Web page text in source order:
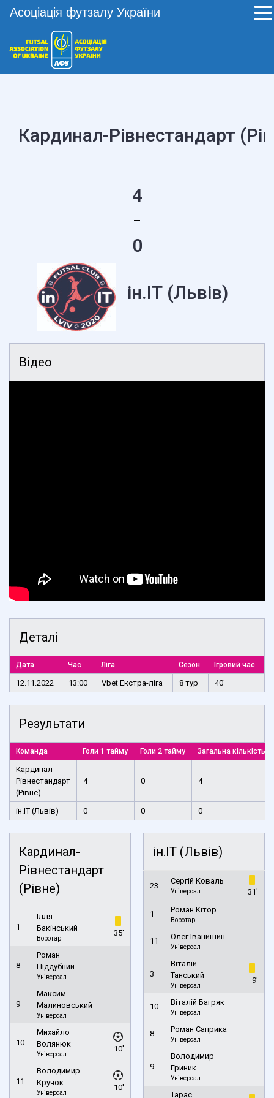
Кардинал-Рівнестандарт
4
—
0
ін.ІТ (Львів)
Відео
Деталі
Дата Час Ліга Сезон Ігровий час
12.11.2022 13:00 Vbet Екстра-ліга 8 тур 40'
Результати
Команда Голи 1 тайму Голи 2 тайму Загальна кількість
Кардинал-
Рівнестандарт
(Рівне)
4 0 4
ін.ІТ (Львів) 0 0 0
Кардинал-
Рівнестандарт
(Рівне)
1
Ілля
Бакінський
Воротар
35'
8
Роман
Піддубний
Універсал
9
Максим
Малиновський
Універсал
10
Михайло
Волянюк
Універсал
10'
11
Володимир
Кручок
Універсал
10'
ін.ІТ (Львів)
23
Сергій Коваль
Універсал 31'
1 Роман Кітор
Воротар
11 Олег Іванишин
Універсал
3
Віталій
Танський
Універсал
9'
10 Віталій Багряк
Універсал
8 Роман Саприка
Універсал
9
Володимир
Гриник
Універсал
Тарас
Асоціація футзалу України